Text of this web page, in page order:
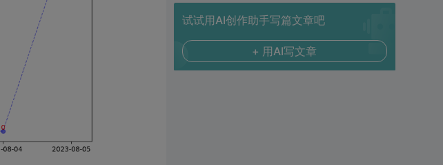
试试用AI创作助手写篇文章吧
+ 用AI写文章